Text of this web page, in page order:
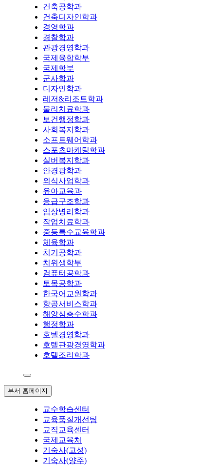
건축공학과
건축디자인학과
경영학과
경찰학과
관광경영학과
국제융합학부
국제학부
군사학과
디자인학과
레저&리조트학과
물리치료학과
보건행정학과
사회복지학과
소프트웨어학과
스포츠마케팅학과
실버복지학과
안경광학과
외식사업학과
유아교육과
응급구조학과
임상병리학과
작업치료학과
중등특수교육학과
체육학과
치기공학과
치위생학부
컴퓨터공학과
토목공학과
한국어교원학과
항공서비스학과
해양심층수학과
행정학과
호텔경영학과
호텔관광경영학과
호텔조리학과
부서 홈페이지
교수학습센터
교육품질개선팀
교직교육센터
국제교육처
기숙사(고성)
기숙사(양주)